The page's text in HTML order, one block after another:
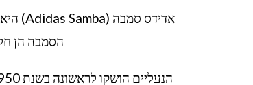
הסמבה הן